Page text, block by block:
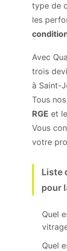
type de
les
Avec
trois
à Saint-
Tous
RGE et
Vous
votre
Liste
pour
Quel
Quel